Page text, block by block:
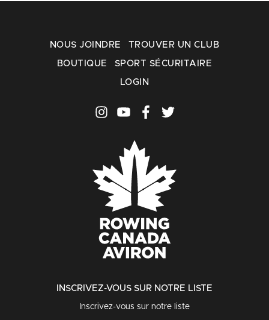
NOUS JOINDRE TROUVER UN CLUB
BOUTIQUE SPORT SÉCURITAIRE
LOGIN
INSCRIVEZ-VOUS SUR NOTRE LISTE
Inscrivez-vous sur notre liste